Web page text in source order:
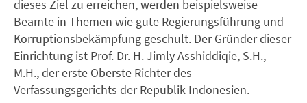
dieses Ziel zu erreichen, werden beispielsweise
Beamte in Themen wie gute Regierungsführung und
Korruptionsbekämpfung geschult. Der Gründer dieser
Einrichtung ist Prof. Dr. H. Jimly Asshiddiqie, S.H.,
M.H., der erste Oberste Richter des
Verfassungsgerichts der Republik Indonesien.